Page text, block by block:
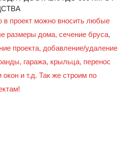
проект можно вносить любые
размеры дома, сечение бруса,
проекта, добавление/удаление
гаража, крыльца, перенос
окон и т.д. Так же строим по